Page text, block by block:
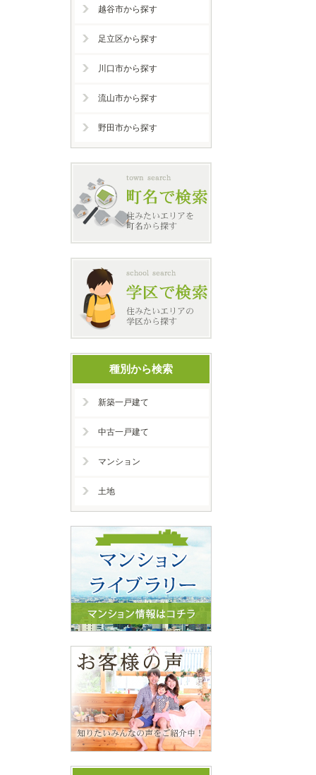
越谷市から探す
足立区から探す
川口市から探す
流山市から探す
野田市から探す
種別から検索
新築一戸建て
中古一戸建て
マンション
土地